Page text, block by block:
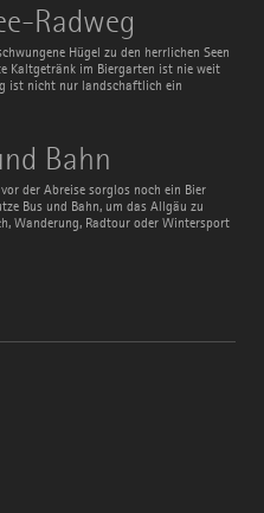
Radweg
Hügel zu den herrlichen Seen
Kaltgetränk im Biergarten ist nie weit
ist nicht nur landschaftlich ein
Bahn
der Abreise sorglos noch ein Bier
Bus und Bahn, um das Allgäu zu
Wanderung, Radtour oder Wintersport